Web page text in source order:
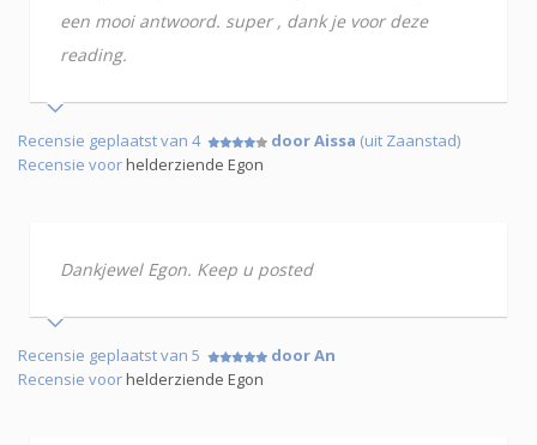
een mooi antwoord. super , dank je voor deze
reading.
Recensie geplaatst van 4 door Aissa (uit Zaanstad)
Recensie voorhelderziende Egon
Dankjewel Egon. Keep u posted
Recensie geplaatst van 5
door An
Recensie voorhelderziende Egon